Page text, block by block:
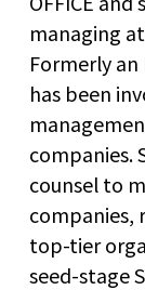
managing
Formerly an
has been
companies.
counsel to
companies,
top-tier
seed-stage